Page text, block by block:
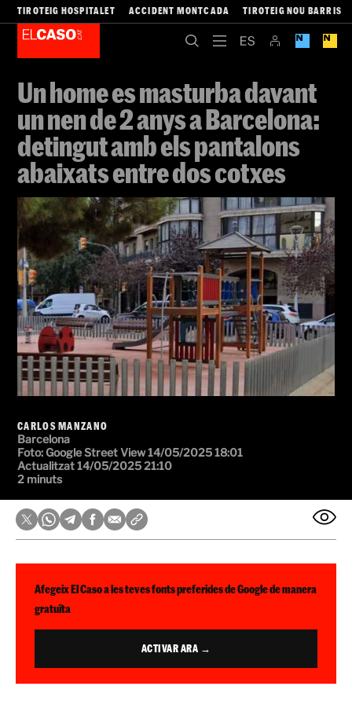
TIROTEIG HOSPITALET ACCIDENT MONTCADA TIROTEIG NOU BARRIS
Un home es masturba davant
un nen de 2 anys a Barcelona:
detingut amb els pantalons
abaixats entre dos cotxes
CARLOS MANZANO
Barcelona
Foto: Google Street View14/05/2025 18:01
Actualitzat 14/05/2025 21:10
2 minuts
Afegeix El Caso a les teves fonts preferides de Google de manera
gratuïta
ACTIVAR ARA →